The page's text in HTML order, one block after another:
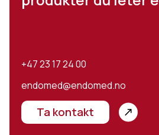
+47 23 17 24 00
endomed@endomed.no
Ta kontakt